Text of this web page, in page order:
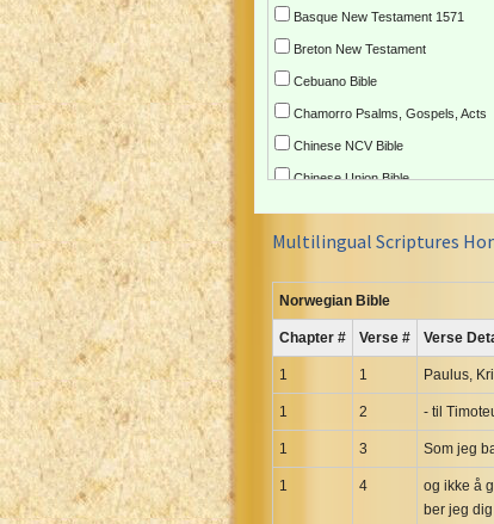
Basque New Testament 1571
Breton New Testament
Cebuano Bible
Chamorro Psalms, Gospels, Acts
Chinese NCV Bible
Chinese Union Bible
Czech Kralicka Bible
Dutch Staten Vertaling Bible
Eng. KJV&Book of Mormon
English YLT 1898 Bible
Estonian Genesis New Testament
Finnish 1776 Bible
Finnish 1938 Bible
Multilingual Scriptures
Norwegian Bible
Chapter # Verse # Verse
1 1 Paulus,
1 2 - til
1 3 Som jeg
1 4
og ikke å
ber jeg